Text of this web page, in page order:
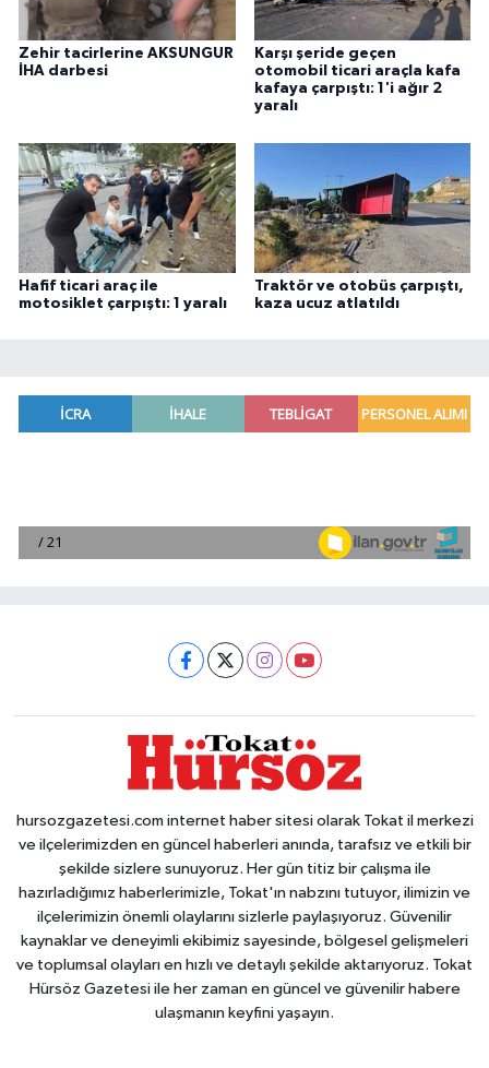
Zehir tacirlerine AKSUNGUR
İHA darbesi
Karşı şeride geçen
otomobil ticari araçla kafa
kafaya çarpıştı: 1'i ağır 2
yaralı
Hafif ticari araç ile
motosiklet çarpıştı: 1 yaralı
Traktör ve otobüs çarpıştı,
kaza ucuz atlatıldı
hursozgazetesi.com internet haber sitesi olarak Tokat il merkezi
ve ilçelerimizden en güncel haberleri anında, tarafsız ve etkili bir
şekilde sizlere sunuyoruz. Her gün titiz bir çalışma ile
hazırladığımız haberlerimizle, Tokat'ın nabzını tutuyor, ilimizin ve
ilçelerimizin önemli olaylarını sizlerle paylaşıyoruz. Güvenilir
kaynaklar ve deneyimli ekibimiz sayesinde, bölgesel gelişmeleri
ve toplumsal olayları en hızlı ve detaylı şekilde aktarıyoruz. Tokat
Hürsöz Gazetesi ile her zaman en güncel ve güvenilir habere
ulaşmanın keyfini yaşayın.